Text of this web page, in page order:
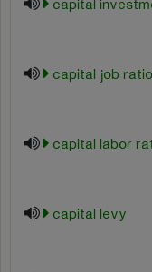
capital
capital job ratio
capital labor
capital levy